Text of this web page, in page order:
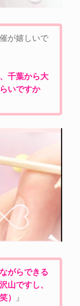
が嬉しいで
千葉から大
いですか
がらできる
山ですし、
） 』